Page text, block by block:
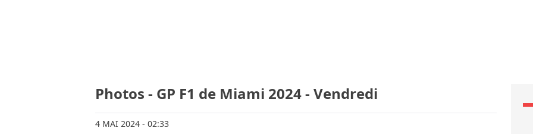
Photos - GP F1 de Miami 2024 - Vendredi
4 MAI 2024 - 02:33